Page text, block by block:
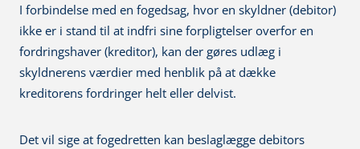
I forbindelse med en fogedsag, hvor en skyldner (debitor)
ikke er i stand til at indfri sine forpligtelser overfor en
fordringshaver (kreditor), kan der gøres udlæg i
skyldnerens værdier med henblik på at dække
kreditorens fordringer helt eller delvist.
Det vil sige at fogedretten kan beslaglægge debitors